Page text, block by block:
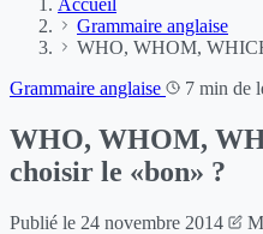
Accueil
Grammaire anglaise
WHO, WHOM,
Grammaire anglaise
7 min de
WHO, WHOM,
choisir le «bon» ?
Publié le 24 novembre 2014